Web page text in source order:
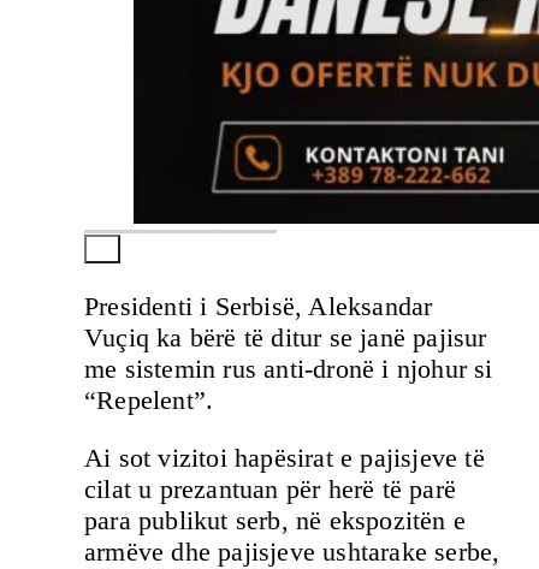
Presidenti i Serbisë, Aleksandar
Vuçiq ka bërë të ditur se janë pajisur
me sistemin rus anti-dronë i njohur si
“Repelent”.
Ai sot vizitoi hapësirat e pajisjeve të
cilat u prezantuan për herë të parë
para publikut serb, në ekspozitën e
armëve dhe pajisjeve ushtarake serbe,